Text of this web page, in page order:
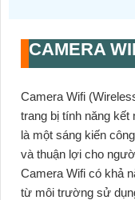
CAMERA
Camera Wifi
trang bị tính năng
là một sáng kiến
và thuận lợi cho
Camera Wifi có khả
từ môi trường sử